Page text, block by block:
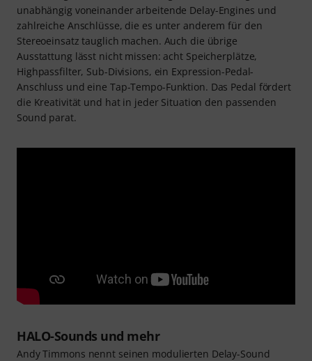
unabhängig voneinander arbeitende Delay-Engines und
zahlreiche Anschlüsse, die es unter anderem für den
Stereoeinsatz tauglich machen. Auch die übrige
Ausstattung lässt nicht missen: acht Speicherplätze,
Highpassfilter, Sub-Divisions, ein Expression-Pedal-
Anschluss und eine Tap-Tempo-Funktion. Das Pedal fördert
die Kreativität und hat in jeder Situation den passenden
Sound parat.
HALO-Sounds und mehr
Andy Timmons nennt seinen modulierten Delay-Sound